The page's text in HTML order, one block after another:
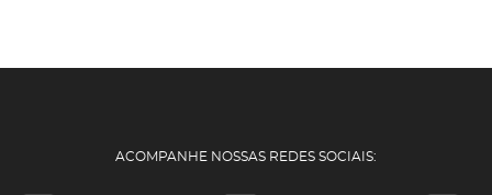
ACOMPANHE NOSSAS REDES SOCIAIS: